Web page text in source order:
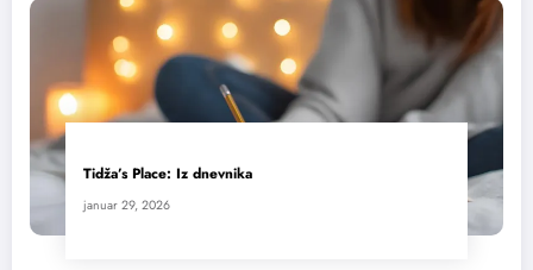
Tidža’s Place: Iz dnevnika
januar 29, 2026